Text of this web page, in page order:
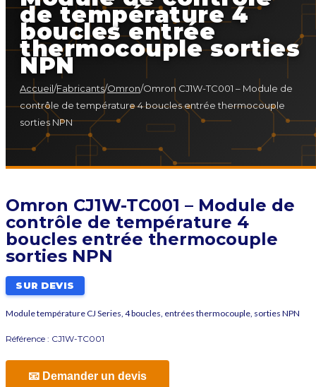
de température 4
boucles entrée
thermocouple sorties
NPN
Accueil/Fabricants/Omron/Omron CJ1W-TC001 – Module de
contrôle de température 4 boucles entrée thermocouple
sorties NPN
Omron CJ1W-TC001 – Module de
contrôle de température 4
boucles entrée thermocouple
sorties NPN
SUR DEVIS
Module température CJ Series, 4 boucles, entrées thermocouple, sorties NPN
Référence : CJ1W-TC001
📧 Demander un devis